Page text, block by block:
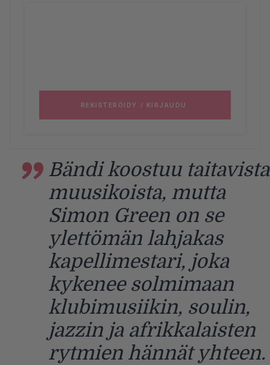
Bändi koostuu taitavista
muusikoista, mutta
Simon Green on se
ylettömän lahjakas
kapellimestari, joka
kykenee solmimaan
klubimusiikin, soulin,
jazzin ja afrikkalaisten
rytmien hännät yhteen.